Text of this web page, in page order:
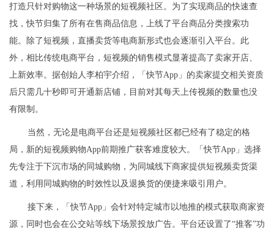
打造只针对购物这一种场景的短视频社区。为了实现商品的快速查
找，快节归集了所有在售商品信息，上线了平台商品分类搜索功
能。除了短视频，直播卖货等电商新形式也会逐渐引入平台。此
外，相比传统电商平台，短视频的销售模式显著提高了卖家开店、
上新效率。据创始人李柏宇介绍，「快节App」的卖家提交相关资质
后只需几十秒即可开通新店铺，目前对其每天上传视频的数量也没
有限制。
当然，无论是电商平台还是短视频社区都已经有了稳定的格
局，新的短视频购物App前期推广获客难度较大。「快节App」选择
先专注于下沉市场的同城购物，为同城线下商家提供短视频卖货渠
道，利用同城购物的时效性以及退换货的便捷来吸引用户。
接下来，「快节App」会针对特定城市以地推的模式获取商家资
源，同时也会在公交站等线下场景投放广告。平台还设置了“推客”功